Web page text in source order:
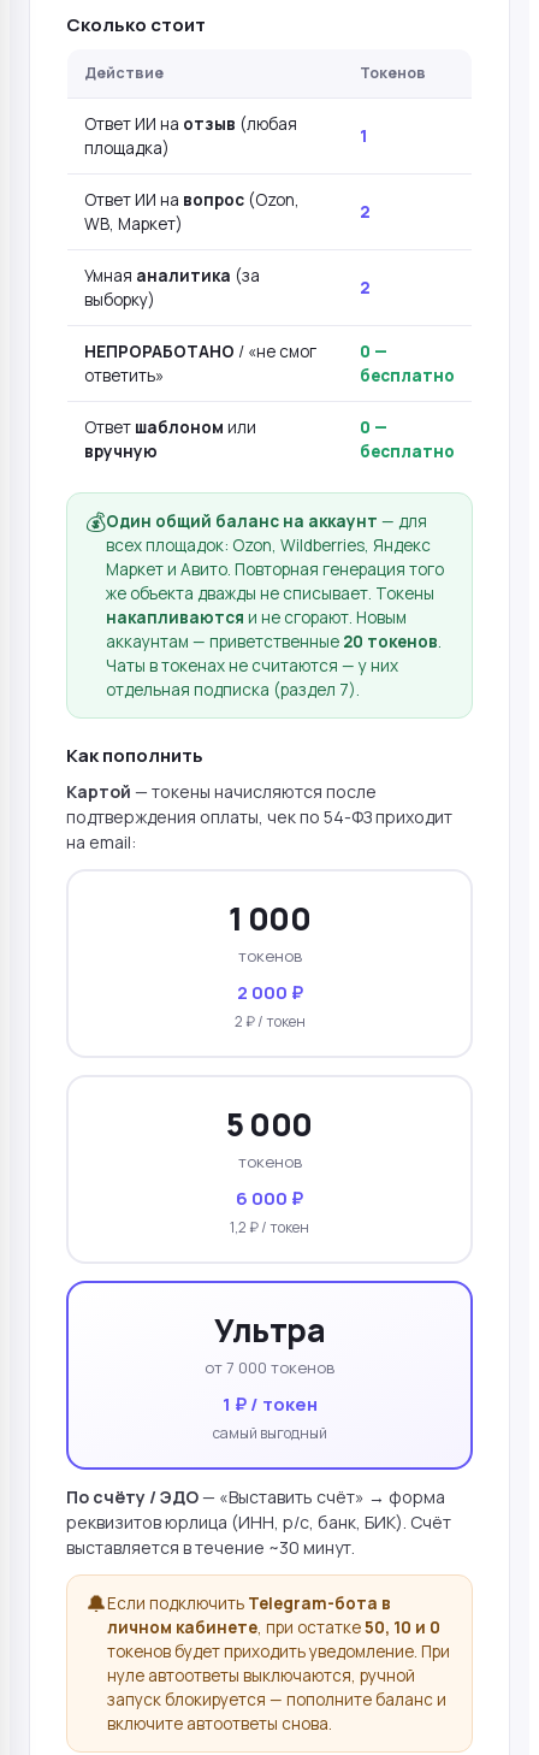
Сколько стоит
Действие Токенов
Ответ ИИ на отзыв (любая
площадка)
1
Ответ ИИ на вопрос (Ozon,
WB, Маркет)
2
Умная аналитика (за
выборку)
2
НЕПРОРАБОТАНО / «не смог
ответить»
0 —
бесплатно
Ответ шаблоном или
вручную
0 —
бесплатно
💰Один общий баланс на аккаунт — для
всех площадок: Ozon, Wildberries, Яндекс
Маркет и Авито. Повторная генерация того
же объекта дважды не списывает. Токены
накапливаются и не сгорают. Новым
аккаунтам — приветственные 20 токенов.
Чаты в токенах не считаются — у них
отдельная подписка (раздел 7).
Как пополнить
Картой — токены начисляются после
подтверждения оплаты, чек по 54-ФЗ приходит
на email:
1 000
токенов
2 000 ₽
2 ₽ / токен
5 000
токенов
6 000 ₽
1,2 ₽ / токен
Ультра
от 7 000 токенов
1 ₽ / токен
самый выгодный
По счёту / ЭДО— «Выставить счёт» → форма
реквизитов юрлица (ИНН, р/с, банк, БИК). Счёт
выставляется в течение ~30 минут.
🔔Если подключить Telegram-бота в
личном кабинете, при остатке50, 10 и 0
токенов будет приходить уведомление. При
нуле автоответы выключаются, ручной
запуск блокируется — пополните баланс и
включите автоответы снова.